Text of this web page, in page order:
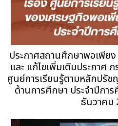
ประกาศสถานศึกษาพอเพีย
และ แก้ไขเพิ่มเติมประกาศ
ศูนย์การเรียนรู้ตามหลักปรั
ด้านการศึกษา ประจำปีกา
ธันวาคม